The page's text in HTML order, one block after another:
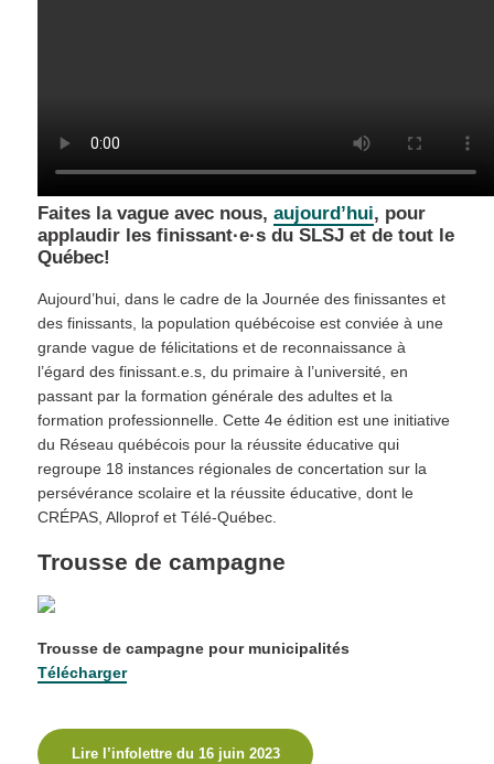
Faites la vague avec nous, aujourd’hui, pour
applaudir les finissant·e·s du SLSJ et de tout le
Québec!
Aujourd’hui, dans le cadre de la Journée des finissantes et
des finissants, la population québécoise est conviée à une
grande vague de félicitations et de reconnaissance à
l’égard des finissant.e.s, du primaire à l’université, en
passant par la formation générale des adultes et la
formation professionnelle. Cette 4e édition est une initiative
du Réseau québécois pour la réussite éducative qui
regroupe 18 instances régionales de concertation sur la
persévérance scolaire et la réussite éducative, dont le
CRÉPAS, Alloprof et Télé-Québec.
Trousse de campagne
Trousse de campagne pour municipalités
Télécharger
Lire l’infolettre du 16 juin 2023